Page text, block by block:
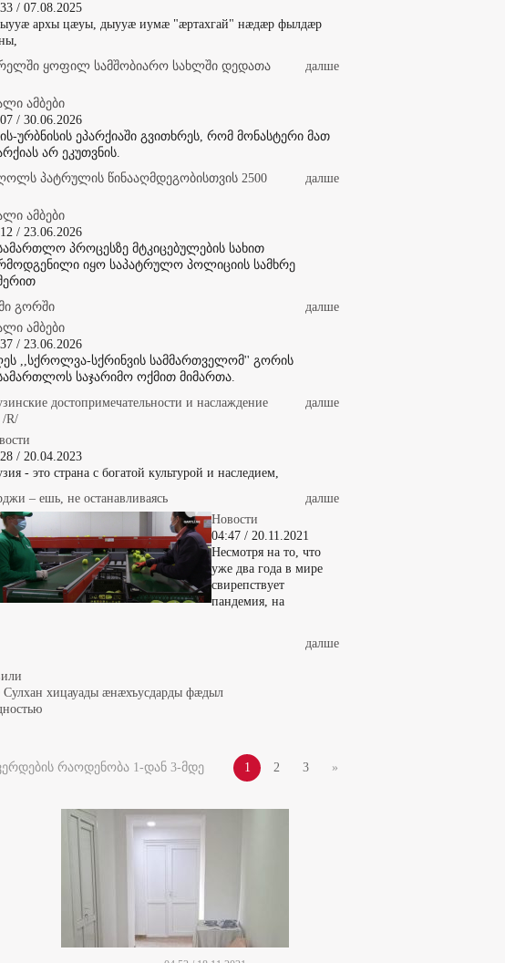
/ 07.08.2025
архы цæуы, дыууæ иумæ "æртахгай" нæдæр фылдæр
далше
ყოფილ სამშობიარო სახლში დედათა
ამბები
/ 30.06.2026
ურბნისის ეპარქიაში გვითხრეს, რომ მონასტერი მათ
არ ეკუთვნის.
далше
პატრულის წინააღმდეგობისთვის 2500
ამბები
/ 23.06.2026
პროცესზე მტკიცებულების სახით
იყო საპატრულო პოლიციის სამხრე
далше
გორში
ამბები
/ 23.06.2026
,,სქროლვა-სქრინვის სამმართველომ'' გორის
საჯარიმო ოქმით მიმართა.
далше
достопримечательности и наслаждение
/R/
/ 20.04.2023
- это страна с богатой культурой и наследием,
далше
– ешь, не останавливаясь
Новости
04:47 / 20.11.2021
Несмотря на то, что
уже два года в мире
свирепствует
пандемия, на
далше
хицауады æнæхъусдарды фæдыл
1 2 3 »
რაოდენობა 1-დან 3-მდე